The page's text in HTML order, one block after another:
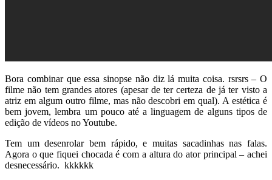
Bora combinar que essa sinopse não diz lá muita coisa. rsrsrs – O
filme não tem grandes atores (apesar de ter certeza de já ter visto a
atriz em algum outro filme, mas não descobri em qual). A estética é
bem jovem, lembra um pouco até a linguagem de alguns tipos de
edição de vídeos no Youtube.
Tem um desenrolar bem rápido, e muitas sacadinhas nas falas.
Agora o que fiquei chocada é com a altura do ator principal – achei
desnecessário. kkkkkk